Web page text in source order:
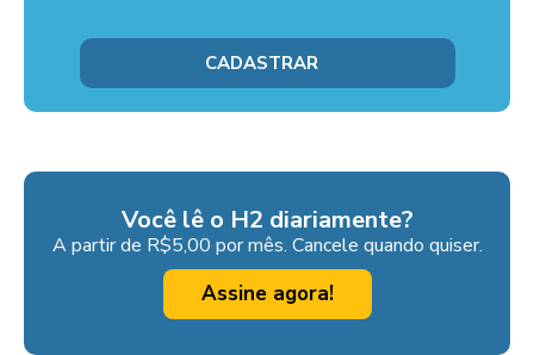
Você lê o H2 diariamente?
A partir de R$5,00 por mês. Cancele quando quiser.
Assine agora!